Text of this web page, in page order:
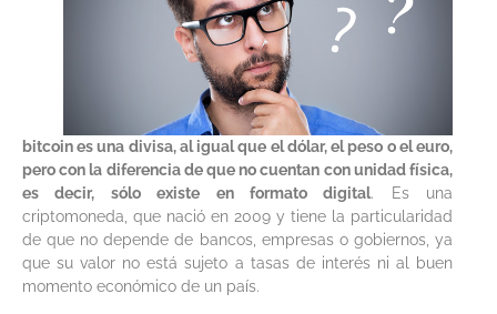
bitcoin es una divisa, al igual que el dólar, el peso o el euro,
pero con la diferencia de que no cuentan con unidad física,
es decir, sólo existe en formato digital. Es una
criptomoneda, que nació en 2009 y tiene la particularidad
de que no depende de bancos, empresas o gobiernos, ya
que su valor no está sujeto a tasas de interés ni al buen
momento económico de un país.